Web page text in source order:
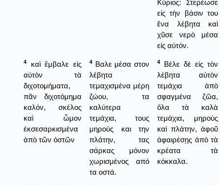
Κύριος: Στερέωσε
εἰς τὴν βάσιν του
ἕνα λέβητα καὶ
χῦσε νερὸ μέσα
εἰς αὐτόν.
4
καὶ ἔμβαλε εἰς
αὐτὸν τὰ
διχοτομήματα,
πᾶν διχοτόμημα
καλόν, σκέλος
καὶ ὦμον
ἐκσεσαρκισμένα
ἀπὸ τῶν ὀστῶν
4 Βαλε μέσα στον
λέβητα
τεμαχισμένα μέρη
ζώου, τα
καλύτερα
τεμάχια, τους
μηρούς και την
πλάτην, τας
σάρκας μόνον
χωρισμένος από
τα οστά.
4
Βέλε δὲ εἰς τὸν
λέβητα αὐτὸν
τεμάχια ἀπὸ
σφαγμένα ζῶα,
ὅλα τὰ καλὰ
τεμάχια, μηροὺς
καὶ πλάτην, ἀφοῦ
ἀφαιρέσῃς ἀπὸ τὰ
κρέατα τὰ
κόκκαλα.